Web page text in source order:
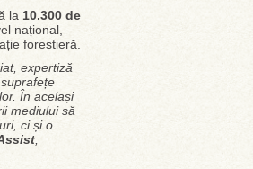
la 10.300 de
național,
forestieră.
expertiză
În același
mediului să
ci și o